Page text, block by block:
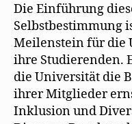
Die Einführung
Selbstbestimmung
Meilenstein für die
ihre Studierenden.
die Universität die
ihrer Mitglieder
Inklusion und